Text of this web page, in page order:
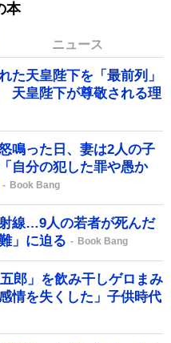
本
ニュース
た天皇陛下を「最前列」
天皇陛下が尊敬される理
鳴った日、妻は2人の子
自分の犯した罪や愚か
Book Bang
線…9人の若者が死んだ
」に迫る
Book Bang
郎」を飲み干しゲロまみ
情を失くした」子供時代